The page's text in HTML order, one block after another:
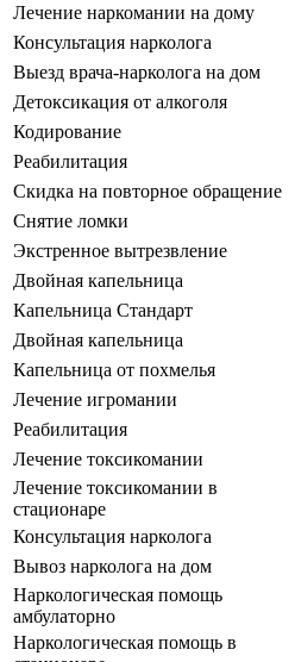
Лечение наркомании на дому
Консультация нарколога
Выезд врача-нарколога на дом
Детоксикация от алкоголя
Кодирование
Реабилитация
Скидка на повторное обращение
Снятие ломки
Экстренное вытрезвление
Двойная капельница
Капельница Стандарт
Двойная капельница
Капельница от похмелья
Лечение игромании
Реабилитация
Лечение токсикомании
Лечение токсикомании в
стационаре
Консультация нарколога
Вывоз нарколога на дом
Наркологическая помощь
амбулаторно
Наркологическая помощь в